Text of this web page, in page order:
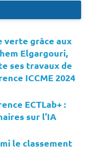
verte grâce aux
Elgargouri,
ses travaux de
ICCME 2024
ECTLab+ :
sur l’IA
le classement